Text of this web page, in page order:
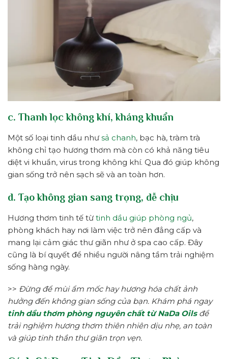
c. Thanh lọc không khí, kháng khuẩn
Một số loại tinh dầu như sả chanh, bạc hà, tràm trà
không chỉ tạo hương thơm mà còn có khả năng tiêu
diệt vi khuẩn, virus trong không khí. Qua đó giúp không
gian sống trở nên sạch sẽ và an toàn hơn.
d. Tạo không gian sang trọng, dễ chịu
Hương thơm tinh tế từ tinh dầu giúp phòng ngủ,
phòng khách hay nơi làm việc trở nên đẳng cấp và
mang lại cảm giác thư giãn như ở spa cao cấp. Đây
cũng là bí quyết để nhiều người nâng tầm trải nghiệm
sống hàng ngày.
>> Đừng để mùi ẩm mốc hay hương hóa chất ảnh
hưởng đến không gian sống của bạn. Khám phá ngay
tinh dầu thơm phòng nguyên chất từ NaDa Oilsđể
trải nghiệm hương thơm thiên nhiên dịu nhẹ, an toàn
và giúp tinh thần thư giãn trọn vẹn.